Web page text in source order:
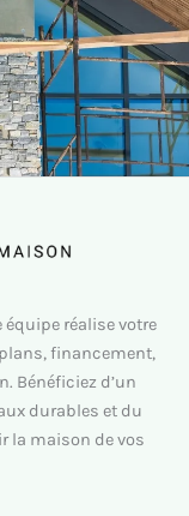
réalise votre
financement,
Bénéficiez d’un
durables et du
la maison de vos